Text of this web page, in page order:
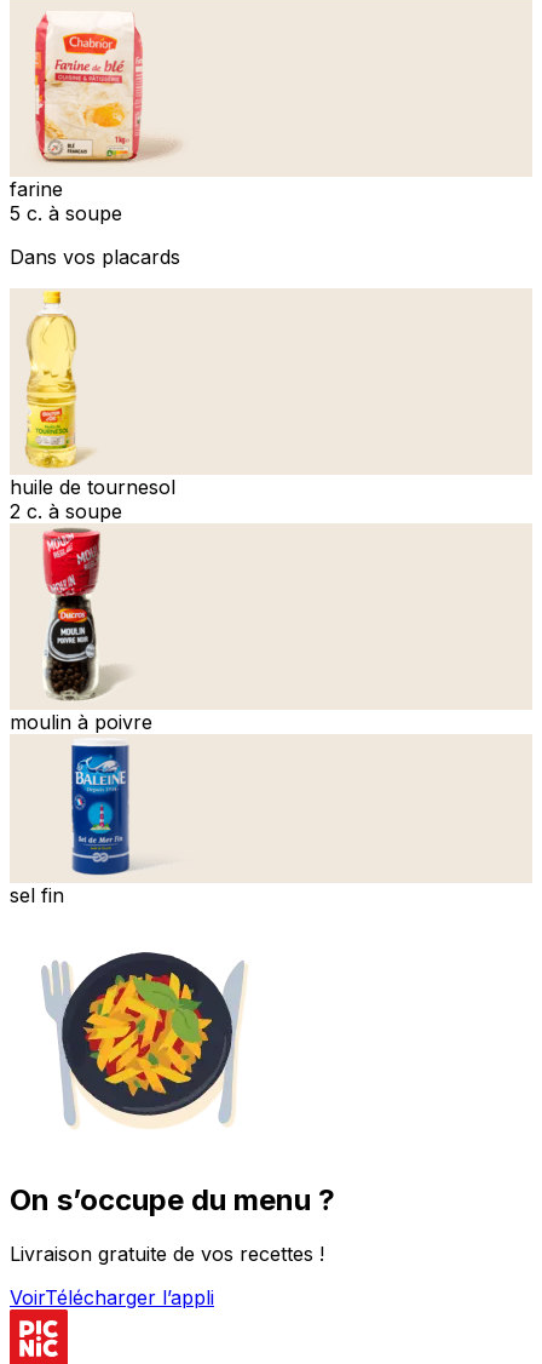
farine
5 c. à soupe
Dans vos placards
huile de tournesol
2 c. à soupe
moulin à poivre
sel fin
On s’occupe du menu ?
Livraison gratuite de vos recettes !
VoirTélécharger l’appli